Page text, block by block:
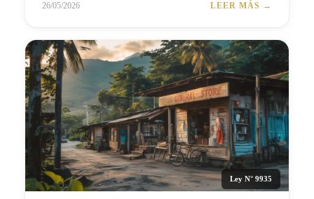
26/05/2026 LEER MÁS →
Ley N° 9935